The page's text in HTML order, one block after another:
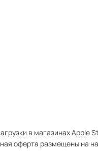
в магазинах Apple
оферта размещены на